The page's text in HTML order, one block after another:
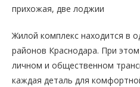
прихожая, две лоджии
Жилой комплекс находится в
районов Краснодара. При
личном и общественном
каждая деталь для